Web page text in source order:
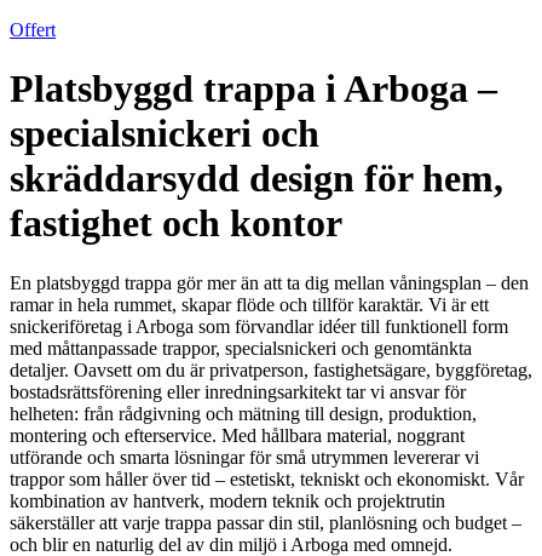
Offert
Platsbyggd trappa i Arboga –
specialsnickeri och
skräddarsydd design för hem,
fastighet och kontor
En platsbyggd trappa gör mer än att ta dig mellan våningsplan – den
ramar in hela rummet, skapar flöde och tillför karaktär. Vi är ett
snickeriföretag i Arboga som förvandlar idéer till funktionell form
med måttanpassade trappor, specialsnickeri och genomtänkta
detaljer. Oavsett om du är privatperson, fastighetsägare, byggföretag,
bostadsrättsförening eller inredningsarkitekt tar vi ansvar för
helheten: från rådgivning och mätning till design, produktion,
montering och efterservice. Med hållbara material, noggrant
utförande och smarta lösningar för små utrymmen levererar vi
trappor som håller över tid – estetiskt, tekniskt och ekonomiskt. Vår
kombination av hantverk, modern teknik och projektrutin
säkerställer att varje trappa passar din stil, planlösning och budget –
och blir en naturlig del av din miljö i Arboga med omnejd.